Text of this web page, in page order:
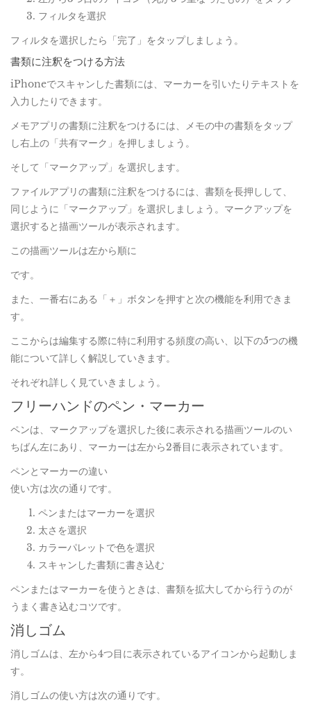
フィルタを選択
フィルタを選択したら「完了」をタップしましょう。
書類に注釈をつける方法
iPhoneでスキャンした書類には、マーカーを引いたりテキストを
入力したりできます。
メモアプリの書類に注釈をつけるには、メモの中の書類をタップ
し右上の「共有マーク」を押しましょう。
そして「マークアップ」を選択します。
ファイルアプリの書類に注釈をつけるには、書類を長押しして、
同じように「マークアップ」を選択しましょう。マークアップを
選択すると描画ツールが表示されます。
この描画ツールは左から順に
です。
また、一番右にある「＋」ボタンを押すと次の機能を利用できま
す。
ここからは編集する際に特に利用する頻度の高い、以下の5つの機
能について詳しく解説していきます。
それぞれ詳しく見ていきましょう。
フリーハンドのペン・マーカー
ペンは、マークアップを選択した後に表示される描画ツールのい
ちばん左にあり、マーカーは左から2番目に表示されています。
ペンとマーカーの違い
使い方は次の通りです。
ペンまたはマーカーを選択
太さを選択
カラーパレットで色を選択
スキャンした書類に書き込む
ペンまたはマーカーを使うときは、書類を拡大してから行うのが
うまく書き込むコツです。
消しゴム
消しゴムは、左から4つ目に表示されているアイコンから起動しま
す。
消しゴムの使い方は次の通りです。